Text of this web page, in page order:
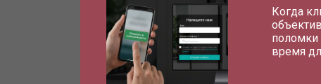
Ремонт материнской платы
Чистка матрицы фотоаппарата
Когда
поломки
время